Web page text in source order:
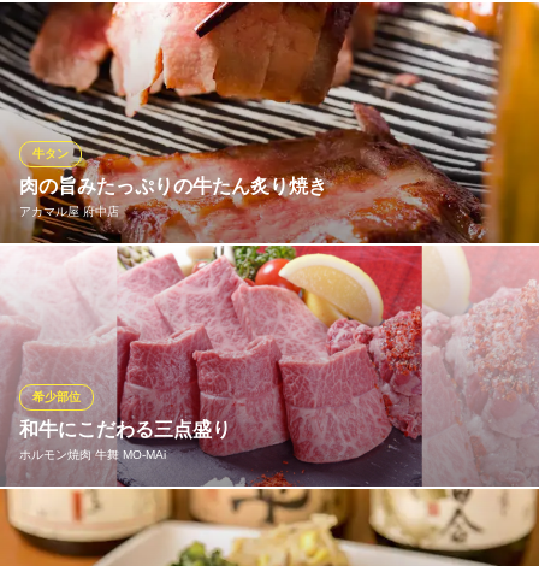
お通し代として最初に300円（税抜）いただきますが、おかわりは
何回でも無料！自慢の特製ダレに漬け込んだホルモン焼肉と、カ
ットの細かさにこだわり独自製法の中毒性がある秘伝ドレッシン
グをかけた「焼肉専用キャベツ」の相性はバツグン★
焼肉×ホルモン×居酒屋 府中肉流通センター
エリア最安値！焼肉酒場
ＪＲ府中本町駅 徒歩6分
東京都府中市宮西町4-4-2 宮西コープ1F
肉の旨みたっぷりの牛たん炙り焼き
アカマル屋 府中店
牛タン
ジューシーに焼き上げた牛たんは肉本来の味をダイレクトに味わ
えます。お酒のお供にもぴったり♪
アカマル屋 府中店
気軽に飲める大衆酒場
京王線府中駅 徒歩1分
東京都府中市府中町1-6-1 古沢ビル1F
和牛にこだわる三点盛り
ホルモン焼肉 牛舞 MO‐MAi
希少部位
和牛トモサンカク・和牛MO-MAI・和牛上ハラミの3点盛り！各部
位が持つお肉の甘みと風味を味わえます。イイトコ取りの一